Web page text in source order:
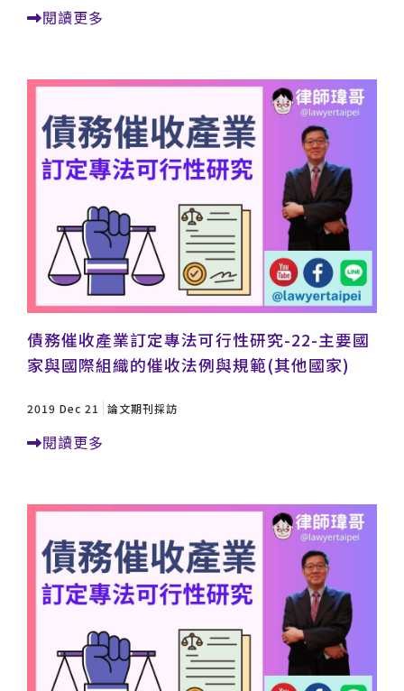
閱讀更多
債務催收產業訂定專法可行性研究-22-主要國
家與國際組織的催收法例與規範(其他國家)
2019 Dec 21 論文期刊採訪
閱讀更多